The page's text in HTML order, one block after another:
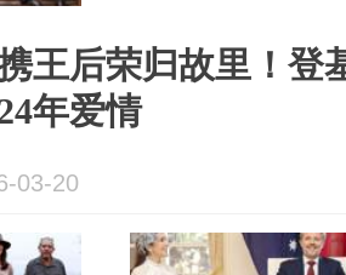
王后荣归故里！登
年爱情
03-20